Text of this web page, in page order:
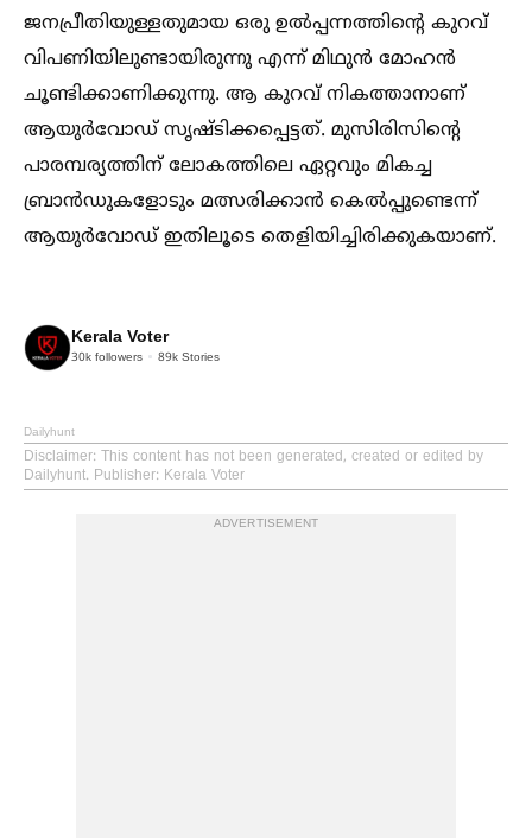
ജനപ്രീതിയുള്ളതുമായ ഒരു ഉല്‍പ്പന്നത്തിന്റെ കുറവ്
വിപണിയിലുണ്ടായിരുന്നു എന്ന് മിഥുൻ മോഹൻ
ചൂണ്ടിക്കാണിക്കുന്നു. ആ കുറവ് നികത്താനാണ്
ആയുർവോഡ് സൃഷ്ടിക്കപ്പെട്ടത്. മുസിരിസിന്റെ
പാരമ്പര്യത്തിന് ലോകത്തിലെ ഏറ്റവും മികച്ച
ബ്രാൻഡുകളോടും മത്സരിക്കാൻ കെല്‍പ്പുണ്ടെന്ന്
ആയുർവോഡ് ഇതിലൂടെ തെളിയിച്ചിരിക്കുകയാണ്.
Kerala Voter
30k followers 89k Stories
Dailyhunt
Disclaimer: This content has not been generated, created or edited by
Dailyhunt. Publisher: Kerala Voter
ADVERTISEMENT